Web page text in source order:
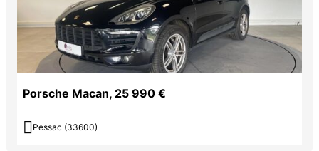
Porsche Macan, 25 990 €
 Pessac (33600)